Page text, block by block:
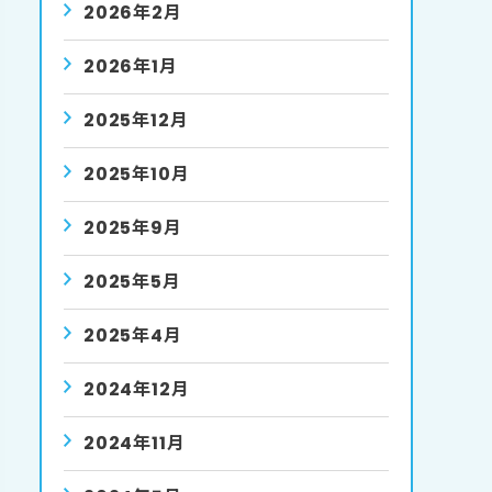
2026年2月
2026年1月
2025年12月
2025年10月
2025年9月
2025年5月
2025年4月
2024年12月
2024年11月